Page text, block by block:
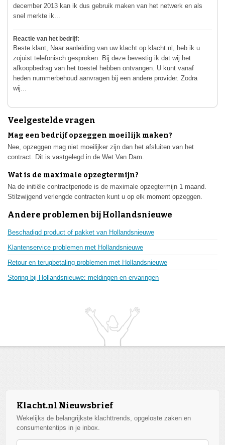
december 2013 kan ik dus gebruik maken van het netwerk en als
snel merkte ik...
Reactie van het bedrijf:
Beste klant, Naar aanleiding van uw klacht op klacht.nl, heb ik u
zojuist telefonisch gesproken. Bij deze bevestig ik dat wij het
afkoopbedrag van het toestel hebben ontvangen. U kunt vanaf
heden nummerbehoud aanvragen bij een andere provider. Zodra
wij...
Veelgestelde vragen
Mag een bedrijf opzeggen moeilijk maken?
Nee, opzeggen mag niet moeilijker zijn dan het afsluiten van het
contract. Dit is vastgelegd in de Wet Van Dam.
Wat is de maximale opzegtermijn?
Na de initiële contractperiode is de maximale opzegtermijn 1 maand.
Stilzwijgend verlengde contracten kunt u op elk moment opzeggen.
Andere problemen bij Hollandsnieuwe
Beschadigd product of pakket van Hollandsnieuwe
Klantenservice problemen met Hollandsnieuwe
Retour en terugbetaling problemen met Hollandsnieuwe
Storing bij Hollandsnieuwe: meldingen en ervaringen
Klacht.nl Nieuwsbrief
Wekelijks de belangrijkste klachttrends, opgeloste zaken en
consumententips in je inbox.